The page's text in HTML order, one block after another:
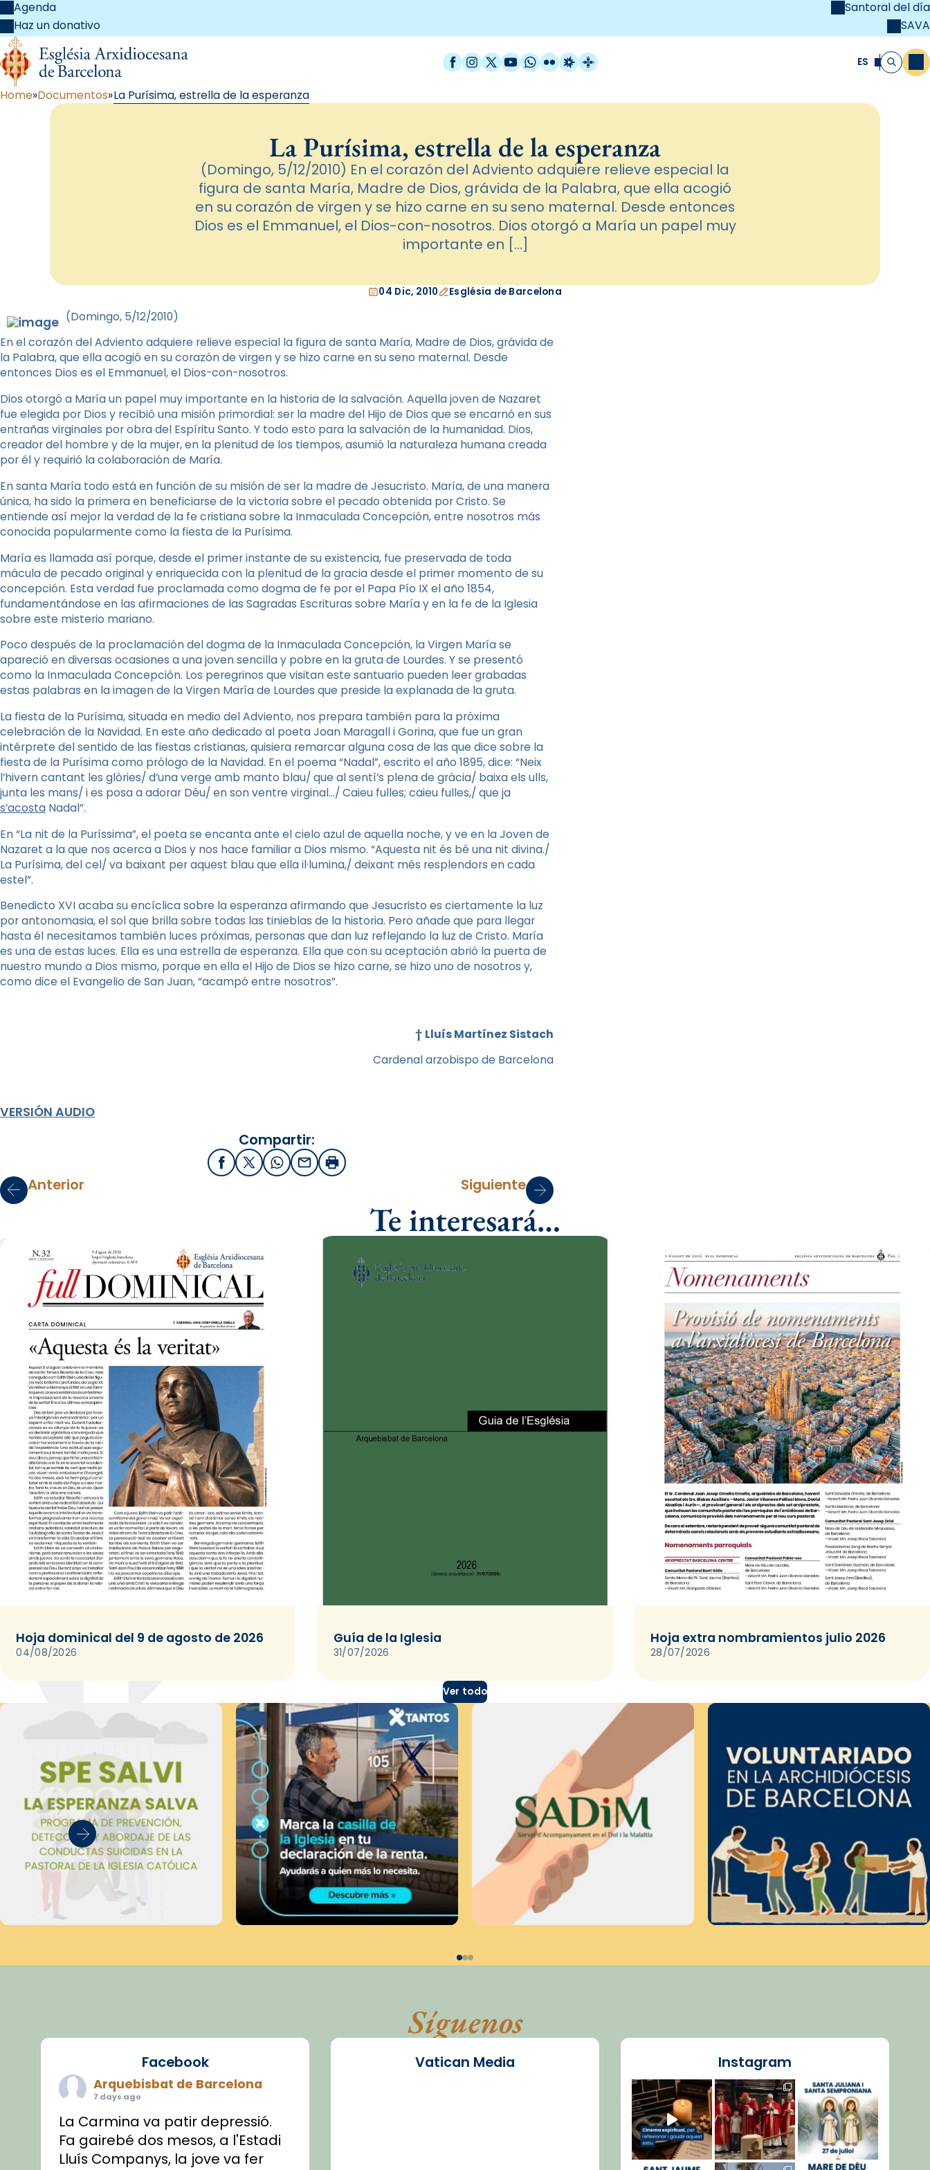
Agenda
Haz un donativo
Santoral del día
SAVA
Facebook
Instagram
X / Twitter
YouTube
WhatsApp
FlickrRadio Estel
Catalunya Cristiana ES Buscar
Home Documentos La Purísima, estrella de la esperanza
La Purísima, estrella de la esperanza
(Domingo, 5/12/2010) En el corazón del Adviento adquiere relieve especial la
figura de santa María, Madre de Dios, grávida de la Palabra, que ella acogió
en su corazón de virgen y se hizo carne en su seno maternal. Desde entonces
Dios es el Emmanuel, el Dios-con-nosotros. Dios otorgó a María un papel muy
importante en […]
04 Dic, 2010 Església de Barcelona
(Domingo, 5/12/2010)
En el corazón del Adviento adquiere relieve especial la figura de santa María, Madre de Dios, grávida de
la Palabra, que ella acogió en su corazón de virgen y se hizo carne en su seno maternal. Desde
entonces Dios es el Emmanuel, el Dios-con-nosotros.
Dios otorgó a María un papel muy importante en la historia de la salvación. Aquella joven de Nazaret
fue elegida por Dios y recibió una misión primordial: ser la madre del Hijo de Dios que se encarnó en sus
entrañas virginales por obra del Espíritu Santo. Y todo esto para la salvación de la humanidad. Dios,
creador del hombre y de la mujer, en la plenitud de los tiempos, asumió la naturaleza humana creada
por él y requirió la colaboración de María.
En santa María todo está en función de su misión de ser la madre de Jesucristo. María, de una manera
única, ha sido la primera en beneficiarse de la victoria sobre el pecado obtenida por Cristo. Se
entiende así mejor la verdad de la fe cristiana sobre la Inmaculada Concepción, entre nosotros más
conocida popularmente como la fiesta de la Purísima.
María es llamada así porque, desde el primer instante de su existencia, fue preservada de toda
mácula de pecado original y enriquecida con la plenitud de la gracia desde el primer momento de su
concepción. Esta verdad fue proclamada como dogma de fe por el Papa Pío IX el año 1854,
fundamentándose en las afirmaciones de las Sagradas Escrituras sobre María y en la fe de la Iglesia
sobre este misterio mariano.
Poco después de la proclamación del dogma de la Inmaculada Concepción, la Virgen María se
apareció en diversas ocasiones a una joven sencilla y pobre en la gruta de Lourdes. Y se presentó
como la Inmaculada Concepción. Los peregrinos que visitan este santuario pueden leer grabadas
estas palabras en la imagen de la Virgen María de Lourdes que preside la explanada de la gruta.
La fiesta de la Purísima, situada en medio del Adviento, nos prepara también para la próxima
celebración de la Navidad. En este año dedicado al poeta Joan Maragall i Gorina, que fue un gran
intérprete del sentido de las fiestas cristianas, quisiera remarcar alguna cosa de las que dice sobre la
fiesta de la Purísima como prólogo de la Navidad. En el poema “Nadal”, escrito el año 1895, dice: “Neix
l’hivern cantant les glòries/ d’una verge amb manto blau/ que al sentí’s plena de gràcia/ baixa els ulls,
junta les mans/ i es posa a adorar Déu/ en son ventre virginal…/ Caieu fulles; caieu fulles,/ que ja
s’acosta Nadal”.
En “La nit de la Puríssima”, el poeta se encanta ante el cielo azul de aquella noche, y ve en la Joven de
Nazaret a la que nos acerca a Dios y nos hace familiar a Dios mismo. “Aquesta nit és bé una nit divina./
La Purísima, del cel/ va baixant per aquest blau que ella il·lumina,/ deixant més resplendors en cada
estel”.
Benedicto XVI acaba su encíclica sobre la esperanza afirmando que Jesucristo es ciertamente la luz
por antonomasia, el sol que brilla sobre todas las tinieblas de la historia. Pero añade que para llegar
hasta él necesitamos también luces próximas, personas que dan luz reflejando la luz de Cristo. María
es una de estas luces. Ella es una estrella de esperanza. Ella que con su aceptación abrió la puerta de
nuestro mundo a Dios mismo, porque en ella el Hijo de Dios se hizo carne, se hizo uno de nosotros y,
como dice el Evangelio de San Juan, “acampó entre nosotros”.
† Lluís Martínez Sistach
Cardenal arzobispo de Barcelona
VERSIÓN AUDIO
Compartir:
FacebookX / Twitter
WhatsApp
EmailImprimir
Anterior Siguiente
Te interesará…
Hoja dominical del 9 de agosto de 2026
04/08/2026
Guía de la Iglesia
31/07/2026
Hoja extra nombramientos julio 2026
28/07/2026
Ver todo
Síguenos
Facebook
Arquebisbat de Barcelona
7 days ago
La Carmina va patir depressió.
Fa gairebé dos mesos, a l'Estadi
Lluís Companys, la jove va fer
Vatican Media Instagram